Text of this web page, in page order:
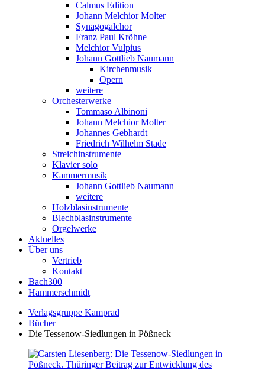
Calmus Edition
Johann Melchior Molter
Synagogalchor
Franz Paul Kröhne
Melchior Vulpius
Johann Gottlieb Naumann
Kirchenmusik
Opern
weitere
Orchesterwerke
Tommaso Albinoni
Johann Melchior Molter
Johannes Gebhardt
Friedrich Wilhelm Stade
Streichinstrumente
Klavier solo
Kammermusik
Johann Gottlieb Naumann
weitere
Holzblasinstrumente
Blechblasinstrumente
Orgelwerke
Aktuelles
Über uns
Vertrieb
Kontakt
Bach300
Hammerschmidt
Verlagsgruppe Kamprad
Bücher
Die Tessenow-Siedlungen in Pößneck